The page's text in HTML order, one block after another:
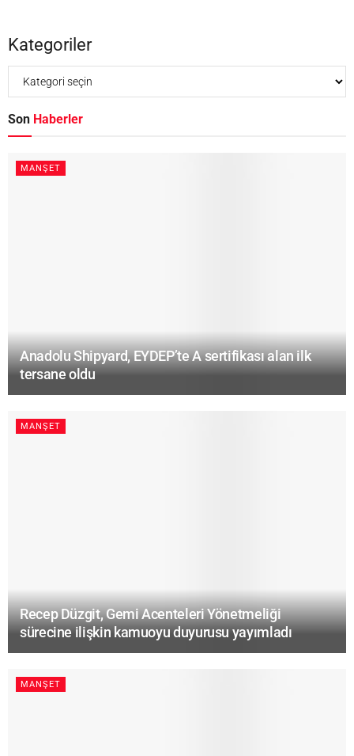
Kategoriler
Son Haberler
MANŞET
Anadolu Shipyard, EYDEP’te A sertifikası alan ilk
tersane oldu
MANŞET
Recep Düzgit, Gemi Acenteleri Yönetmeliği
sürecine ilişkin kamuoyu duyurusu yayımladı
MANŞET